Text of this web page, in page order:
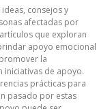
consejos y
afectadas por
que exploran
apoyo emocional
la
iniciativas de apoyo.
prácticas para
pasado por estas